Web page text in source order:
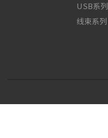
USB系列
线束系列